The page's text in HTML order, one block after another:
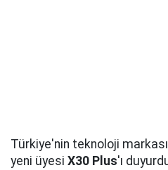
Türkiye'nin teknoloji markası
yeni üyesi X30 Plus'ı